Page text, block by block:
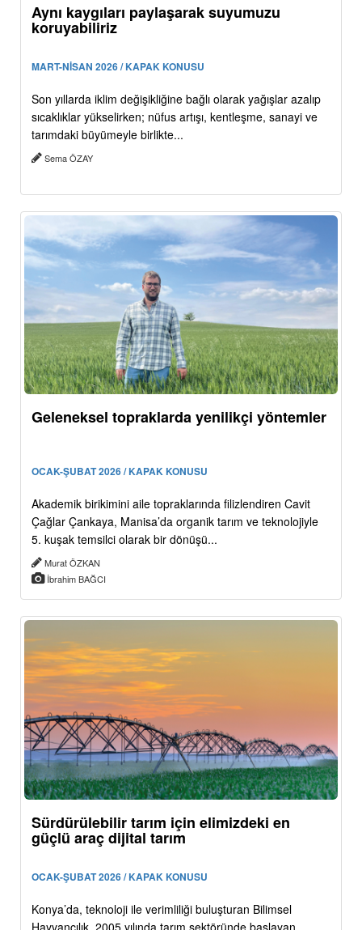
Aynı kaygıları paylaşarak suyumuzu
koruyabiliriz
MART-NİSAN 2026 / KAPAK KONUSU
Son yıllarda iklim değişikliğine bağlı olarak yağışlar azalıp
sıcaklıklar yükselirken; nüfus artışı, kentleşme, sanayi ve
tarımdaki büyümeyle birlikte...
Sema ÖZAY
Geleneksel topraklarda yenilikçi yöntemler
OCAK-ŞUBAT 2026 / KAPAK KONUSU
Akademik birikimini aile topraklarında filizlendiren Cavit
Çağlar Çankaya, Manisa’da organik tarım ve teknolojiyle
5. kuşak temsilci olarak bir dönüşü...
Murat ÖZKAN
İbrahim BAĞCI
Sürdürülebilir tarım için elimizdeki en
güçlü araç dijital tarım
OCAK-ŞUBAT 2026 / KAPAK KONUSU
Konya’da, teknoloji ile verimliliği buluşturan Bilimsel
Hayvancılık, 2005 yılında tarım sektöründe başlayan